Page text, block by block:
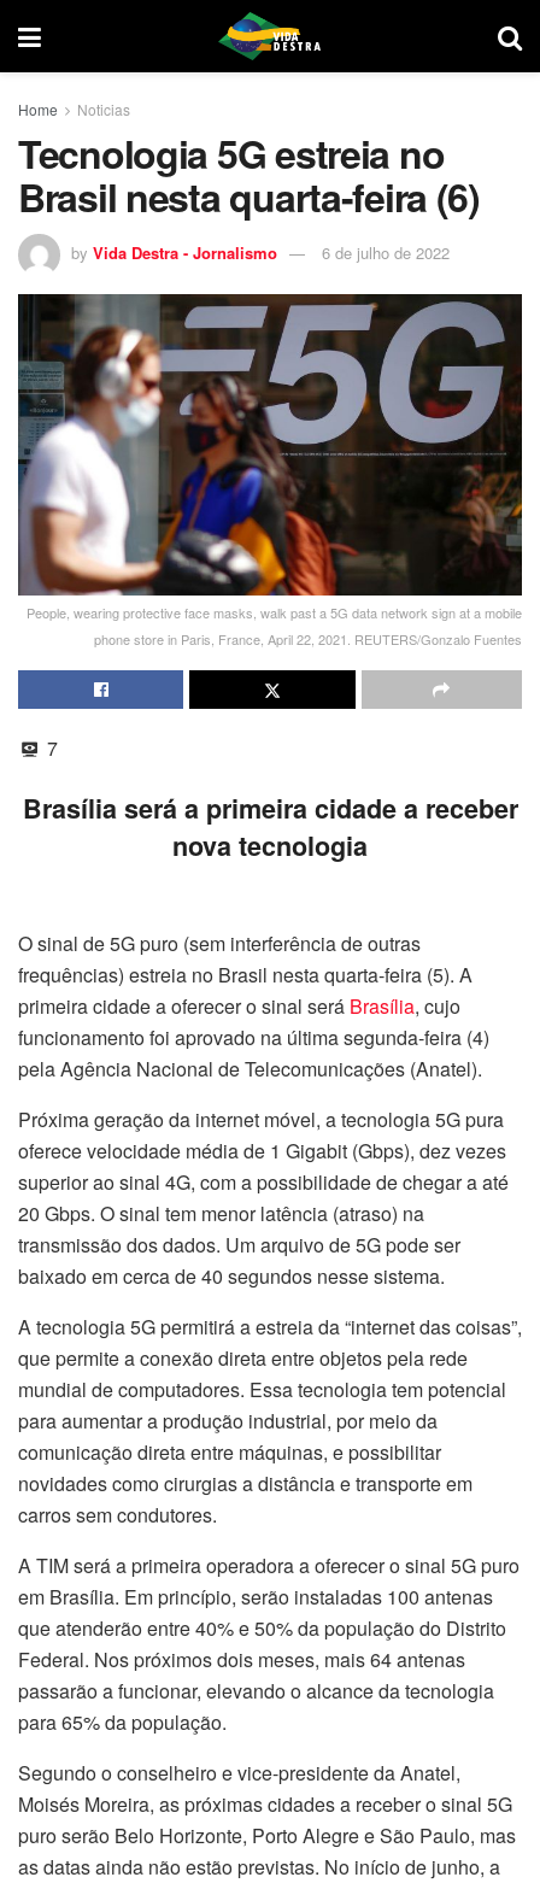
Home Noticias
Tecnologia 5G estreia no
Brasil nesta quarta-feira (6)
by Vida Destra - Jornalismo 6 de julho de 2022
People, wearing protective face masks, walk past a 5G data network sign at a mobile
phone store in Paris, France, April 22, 2021. REUTERS/Gonzalo Fuentes
7
Brasília será a primeira cidade a receber
nova tecnologia
O sinal de 5G puro (sem interferência de outras
frequências) estreia no Brasil nesta quarta-feira (5). A
primeira cidade a oferecer o sinal será Brasília, cujo
funcionamento foi aprovado na última segunda-feira (4)
pela Agência Nacional de Telecomunicações (Anatel).
Próxima geração da internet móvel, a tecnologia 5G pura
oferece velocidade média de 1 Gigabit (Gbps), dez vezes
superior ao sinal 4G, com a possibilidade de chegar a até
20 Gbps. O sinal tem menor latência (atraso) na
transmissão dos dados. Um arquivo de 5G pode ser
baixado em cerca de 40 segundos nesse sistema.
A tecnologia 5G permitirá a estreia da “internet das coisas”,
que permite a conexão direta entre objetos pela rede
mundial de computadores. Essa tecnologia tem potencial
para aumentar a produção industrial, por meio da
comunicação direta entre máquinas, e possibilitar
novidades como cirurgias a distância e transporte em
carros sem condutores.
A TIM será a primeira operadora a oferecer o sinal 5G puro
em Brasília. Em princípio, serão instaladas 100 antenas
que atenderão entre 40% e 50% da população do Distrito
Federal. Nos próximos dois meses, mais 64 antenas
passarão a funcionar, elevando o alcance da tecnologia
para 65% da população.
Segundo o conselheiro e vice-presidente da Anatel,
Moisés Moreira, as próximas cidades a receber o sinal 5G
puro serão Belo Horizonte, Porto Alegre e São Paulo, mas
as datas ainda não estão previstas. No início de junho, a